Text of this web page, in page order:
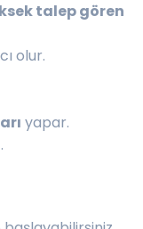
talep gören
olur.
yapar.